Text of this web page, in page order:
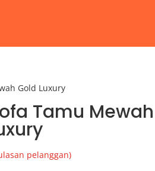
Gold Luxury
Tamu Mewah
pelanggan)